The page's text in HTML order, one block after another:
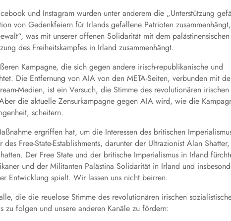
und Instagram wurden unter anderem die „Unterstützung
von Gedenkfeiern für Irlands gefallene Patrioten
was mit unserer offenen Solidarität mit dem
des Freiheitskampfes in Irland zusammenhängt.
Kampagne, die sich gegen andere irisch-republikanische und
Die Entfernung von AIA von den META-Seiten, verbunden mit
Medien, ist ein Versuch, die Stimme des revolutionären irischen
die aktuelle Zensurkampagne gegen AIA wird, wie die
scheitern.
ergriffen hat, um die Interessen des britischen
Free-State-Establishments, darunter der Ultrazionist Alan
Der Free State und der britische Imperialismus in Irland
und der Militanten Palästina Solidarität in Irland und
Entwicklung spielt. Wir lassen uns nicht beirren.
die die reuelose Stimme des revolutionären irischen
zu folgen und unsere anderen Kanäle zu fördern: